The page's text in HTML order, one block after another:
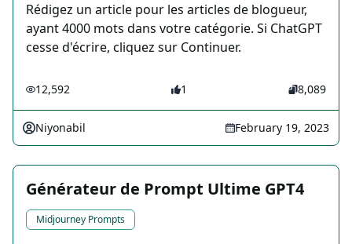
Rédigez un article pour les articles de blogueur,
ayant 4000 mots dans votre catégorie. Si ChatGPT
cesse d'écrire, cliquez sur Continuer.
12,592 1 8,089
Niyonabil February 19, 2023
Générateur de Prompt Ultime GPT4
Midjourney Prompts